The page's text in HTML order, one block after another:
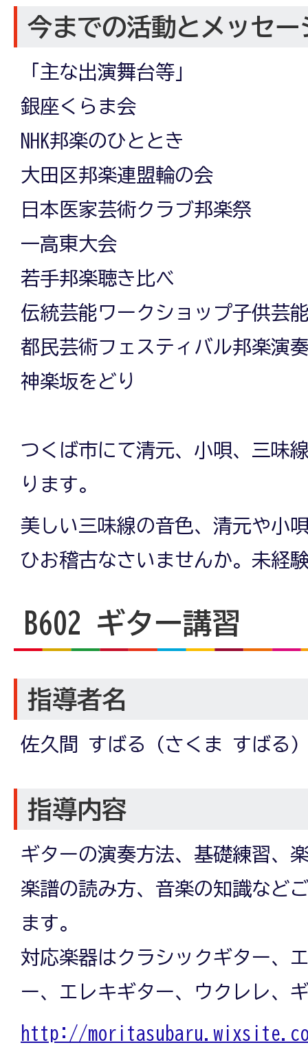
今までの活動とメッセー
「主な出演舞台等」
銀座くらま会
NHK邦楽のひととき
大田区邦楽連盟輪の会
日本医家芸術クラブ邦楽祭
一高東大会
若手邦楽聴き比べ
伝統芸能ワークショップ子供芸
都民芸術フェスティバル邦楽演
神楽坂をどり
つくば市にて清元、小唄、三味
ります。
美しい三味線の音色、清元や小
ひお稽古なさいませんか。未経
B602 ギター講習
指導者名
佐久間 すばる (さくま すばる)
指導内容
ギターの演奏方法、基礎練習、
楽譜の読み方、音楽の知識など
ます。
対応楽器はクラシックギター、
ー、エレキギター、ウクレレ、
http://